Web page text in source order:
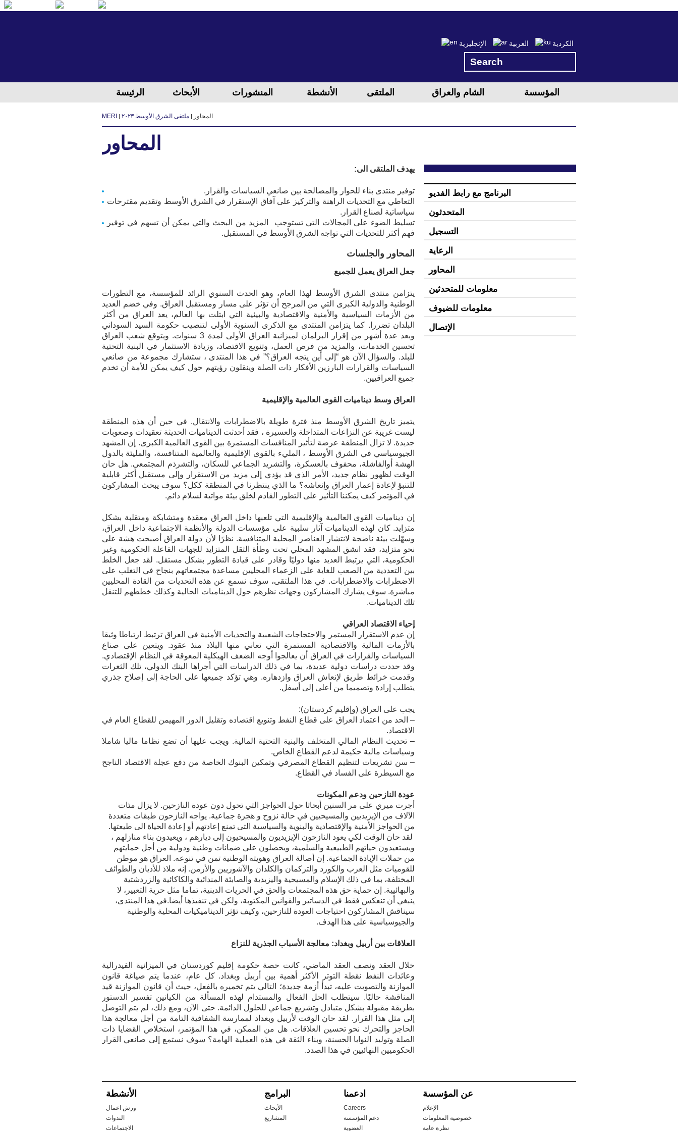
الرئيسة الأبحاث المنشورات الأنشطة الملتقی الشام والعراق المؤسسة
الإنجليزية العربية الكردية
MERI ملتقی الشرق الأوسط ٢٠٢٣ المحاور
المحاور
يهدف الملتقی الى:
توفير منتدى بناء للحوار والمصالحة بين صانعي السياسات والقرار.
التعاطي مع التحديات الراهنة والترکيز علی آفاق الإستقرار في الشرق الأوسط وتقدیم مقترحات
سیاساتیة لصناع القرار.
تسليط الضوء على المجالات التي تستوجب المزيد من البحث والتي يمكن أن تسهم في توفير
فهم أكثر للتحديات التي تواجه الشرق الأوسط في المستقبل.
المحاور والجلسات
جعل العراق يعمل للجميع
يتزامن منتدى الشرق الأوسط لهذا العام، وهو الحدث السنوي الرائد للمؤسسة، مع التطورات
الوطنية والدولية الكبرى التي من المرجح أن تؤثر علی مسار ومستقبل العراق. وفي خضم العديد
من الأزمات السياسية والأمنية والاقتصادية والبيئية التي ابتلت بها العالم، يعد العراق من أكثر
البلدان تضررا. كما يتزامن المنتدى مع الذكرى السنوية الأولى لتنصيب حكومة السيد السوداني
وبعد عدة أشهر من إقرار البرلمان لميزانية العراق الأولى لمدة 3 سنوات. ويتوقع شعب العراق
تحسين الخدمات، والمزيد من فرص العمل، وتنويع الاقتصاد، وزيادة الاستثمار في البنية التحتية
للبلد. والسؤال الآن هو “إلى أين يتجه العراق؟” في هذا المنتدى ، ستشارك مجموعة من صانعي
السياسات والقرارات البارزين الأفكار ذات الصلة وينقلون رؤيتهم حول كيف يمكن للأمة أن تخدم
جميع العراقيين.
العراق وسط ديناميات القوى العالمية والإقليمية
يتميز تاريخ الشرق الأوسط منذ فترة طويلة بالاضطرابات والانتقال. في حين أن هذه المنطقة
ليست غريبة عن النزاعات المتداخلة والعسيرة ، فقد أحدثت الديناميات الحديثة تعقيدات وصعوبات
جديدة. لا تزال المنطقة عرضة لتأثير المنافسات المستمرة بين القوى العالمية الكبرى. إن المشهد
الجيوسياسي في الشرق الأوسط ، المليء بالقوى الإقليمية والعالمية المتنافسة، والمليئة بالدول
الهشة أوالفاشلة، محفوف بالعسكرة، والتشريد الجماعي للسكان، والتشرذم المجتمعي. هل حان
الوقت لظهور نظام جديد، الأمر الذي قد يؤدي إلى مزيد من الاستقرار وإلى مستقبل أكثر قابلية
للتنبؤ لإعادة إعمار العراق وإنعاشه؟ ما الذي ينتظرنا في المنطقة ككل؟ سوف يبحث المشاركون
في المؤتمر كيف يمكننا التأثير على التطور القادم لخلق بيئة مواتية لسلام دائم.
إن ديناميات القوى العالمية والإقليمية التي تلعبها داخل العراق معقدة ومتشابكة ومتقلبة بشكل
متزايد. كان لهذه الديناميات آثار سلبية على مؤسسات الدولة والأنظمة الاجتماعية داخل العراق،
وسهّلت بيئة ناضجة لانتشار العناصر المحلية المتنافسة. نظرًا لأن دولة العراق أصبحت هشة على
نحو متزايد، فقد انشق المشهد المحلي تحت وطأة الثقل المتزايد للجهات الفاعلة الحكومية وغير
الحكومية، التي يرتبط العديد منها دوليًا وقادر على قيادة التطور بشكل مستقل. لقد جعل الخلط
بين التعددية من الصعب للغاية على الزعماء المحليين مساعدة مجتمعاتهم بنجاح في التغلب على
الاضطرابات والاضطرابات. في هذا الملتقی، سوف نسمع عن هذه التحديات من القادة المحليين
مباشرة. سوف يشارك المشاركون وجهات نظرهم حول الديناميات الحالية وكذلك خططهم للتنقل
تلك الديناميات.
إحیاء الاقتصاد العراقي
إن عدم الاستقرار المستمر والاحتجاجات الشعبیة والتحديات الأمنية في العراق ترتبط ارتباطا وثيقا
بالأزمات المالية والاقتصادية المستمرة التي تعاني منها البلاد منذ عقود. ويتعين على صناع
السياسات والقرارات في العراق أن يعالجوا أوجه الضعف الهيكلية المعوقة في النظام الإقتصادي.
وقد حددت دراسات دولية عديدة، بما في ذلك الدراسات التي أجراها البنك الدولي، تلك الثغرات
وقدمت خرائط طريق لإنعاش العراق وازدهاره. وهي تؤكد جميعها على الحاجة إلى إصلاح جذري
يتطلب إرادة وتصميما من أعلى إلى أسفل.
يجب على العراق (وإقليم كردستان):
– الحد من اعتماد العراق على قطاع النفط وتنويع اقتصاده وتقليل الدور المهيمن للقطاع العام في
الاقتصاد.
– تحديث النظام المالي المتخلف والبنية التحتية المالية. ويجب عليها أن تضع نظاما ماليا شاملا
وسياسات مالية حكيمة لدعم القطاع الخاص.
– سن تشريعات لتنظيم القطاع المصرفي وتمكين البنوك الخاصة من دفع عجلة الاقتصاد الناجح
مع السيطرة على الفساد في القطاع.
عودة النازحین ودعم المكونات
أجرت ميري على مر السنين أبحاثا حول الحواجز التي تحول دون عودة النازحين. لا يزال مئات
الآلاف من الإيزيديين والمسيحيين في حالة نزوح و هجرة جماعیة. يواجه النازحون طبقات متعددة
من الحواجز الأمنیة والإقتصادیة والبنویة والسیاسیة التی تمنع إعادتهم أو إعادة الحیاة الی طیعتها.
لقد حان الوقت لكي يعود النازحون الإيزيديون والمسيحيون إلى ديارهم ، ويعيدون بناء منازلهم ،
ويستعيدون حياتهم الطبيعية والسلمية، ویحصلون علی ضمانات وطنیة ودولیة من أجل حمایتهم
من حملات الإبادة الجماعية. إن أصالة العراق وهويته الوطنية تمن في تنوعه. العراق هو موطن
للقومیات مثل العرب والكورد والتركمان والكلدان والآشوريين والأرمن. إنه ملاذ للأديان والطوائف
المختلفة، بما في ذلك الإسلام والمسيحية واليزيدية والصابئة المندائیة والكاكائیة والزردشتیة
والبهائيية. إن حماية حق هذه المجتمعات والحق في الحريات الدينية، تماما مثل حرية التعبير، لا
ينبغي أن تنعكس فقط في الدساتير والقوانين المكتوبة، ولكن في تنفيذها أيضا.في هذا المنتدى،
سيناقش المشاركون احتياجات العودة للنازحين، وكيف تؤثر الديناميكيات المحلية والوطنية
والجيوسياسية على هذا الهدف.
العلاقات بين أربيل وبغداد: معالجة الأسباب الجذرية للنزاع
خلال العقد ونصف العقد الماضي، كانت حصة حكومة إقليم كوردستان في الميزانية الفيدرالية
وعائدات النفط نقطة التوتر الأكثر أهمية بين أربيل وبغداد. كل عام، عندما يتم صياغة قانون
الموازنة والتصويت عليه، تبدأ أزمة جديدة؛ التالي يتم تخميره بالفعل، حيث أن قانون الموازنة قيد
المناقشة حاليًا. سيتطلب الحل الفعال والمستدام لهذه المسألة من الكيانين تفسير الدستور
بطريقة مقبولة بشكل متبادل وتشريع جماعي للحلول الدائمة. حتى الآن، ومع ذلك، لم يتم التوصل
إلى مثل هذا القرار. لقد حان الوقت لأربيل وبغداد لممارسة الشفافية التامة من أجل معالجة هذا
الحاجز والتحرك نحو تحسين العلاقات. هل من الممكن، في هذا المؤتمر، استخلاص القضايا ذات
الصلة وتوليد النوايا الحسنة، وبناء الثقة في هذه العملية الهامة؟ سوف نستمع إلى صانعي القرار
الحكوميين النهائيين في هذا الصدد.
البرنامج مع رابط الفدیو
المتحدثون
التسجيل
الرعاية
المحاور
معلومات للمتحدثین
معلومات للضیوف
الإتصال
الأنشطة
ورش اعمال
الندوات
الاجتماعات
البرامج
الأبحاث
المشاريع
ادعمنا
Careers
دعم المؤسسة
العضوية
عن المؤسسة
الإعلام
خصوصية المعلومات
نظرة عامة